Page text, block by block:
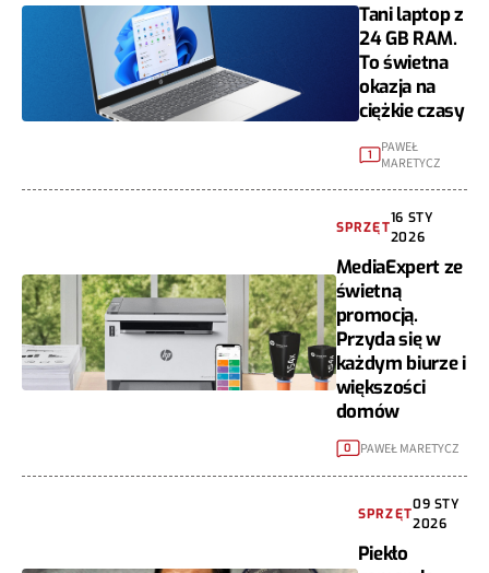
Tani laptop z
24 GB RAM.
To świetna
okazja na
ciężkie czasy
1
PAWEŁ
MARETYCZ
SPRZĘT
16 STY
2026
MediaExpert ze
świetną
promocją.
Przyda się w
każdym biurze i
większości
domów
0 PAWEŁ MARETYCZ
SPRZĘT
09 STY
2026
Piekło